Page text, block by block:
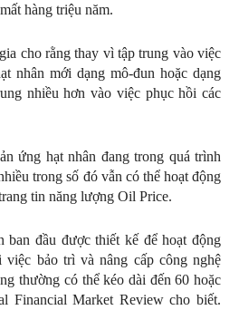
hàng triệu năm.
cho rằng thay vì tập trung vào việc
nhân mới dạng mô-đun hoặc dạng
nhiều hơn vào việc phục hồi các
ứng hạt nhân đang trong quá trình
trong số đó vẫn có thể hoạt động
tin năng lượng Oil Price.
ban đầu được thiết kế để hoạt động
bảo trì và nâng cấp công nghệ
thường có thể kéo dài đến 60 hoặc
Financial Market Review cho biết.